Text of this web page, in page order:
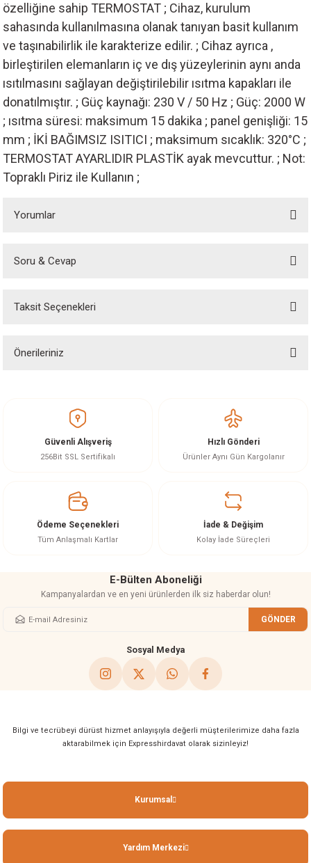
Makinesi
özelliğine sahip TERMOSTAT ; Cihaz, kurulum
sahasında kullanılmasına olanak tanıyan basit kullanım
ve taşınabilirlik ile karakterize edilir. ; Cihaz ayrıca ,
birleştirilen elemanların iç ve dış yüzeylerinin aynı anda
ısıtılmasını sağlayan değiştirilebilir ısıtma kapakları ile
donatılmıştır. ; Güç kaynağı: 230 V / 50 Hz ; Güç: 2000 W
; ısıtma süresi: maksimum 15 dakika ; panel genişliği: 15
mm ; İKİ BAĞIMSIZ ISITICI ; maksimum sıcaklık: 320°C ;
TERMOSTAT AYARLIDIR PLASTİK ayak mevcuttur. ; Not:
Topraklı Piriz ile Kullanın ;
Yorumlar
Soru & Cevap
Ürün hakkında henüz soru sorulmamış.
Taksit Seçenekleri
Önerileriniz
Görüş ve önerileriniz için teşekkür ederiz.
Ürün resmi kalitesiz, bozuk veya görüntülenemiyor.
Ürün bilgilerinde hatalar bulunuyor.
Bu ürüne benzer farklı alternatifler olmalı.
Güvenli Alışveriş
256Bit SSL Sertifikalı
Hızlı Gönderi
Ürünler Aynı Gün Kargolanır
Ödeme Seçenekleri
Tüm Anlaşmalı Kartlar
İade & Değişim
Kolay İade Süreçleri
E-Bülten Aboneliği
Kampanyalardan ve en yeni ürünlerden ilk siz haberdar olun!
GÖNDER
Sosyal Medya
Bilgi ve tecrübeyi dürüst hizmet anlayışıyla değerli müşterilerimize daha fazla
aktarabilmek için Expresshirdavat olarak sizinleyiz!
Kurumsal
Yardım Merkezi